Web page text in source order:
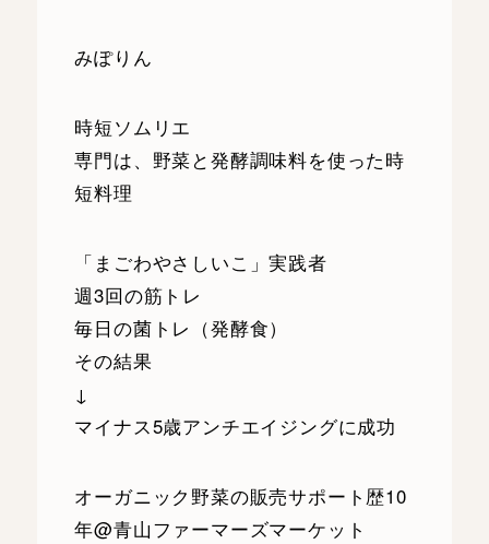
みぽりん
時短ソムリエ
専門は、野菜と発酵調味料を使った時
短料理
「まごわやさしいこ」実践者
週3回の筋トレ
毎日の菌トレ（発酵食）
その結果
↓
マイナス5歳アンチエイジングに成功
オーガニック野菜の販売サポート歴10
年@青山ファーマーズマーケット